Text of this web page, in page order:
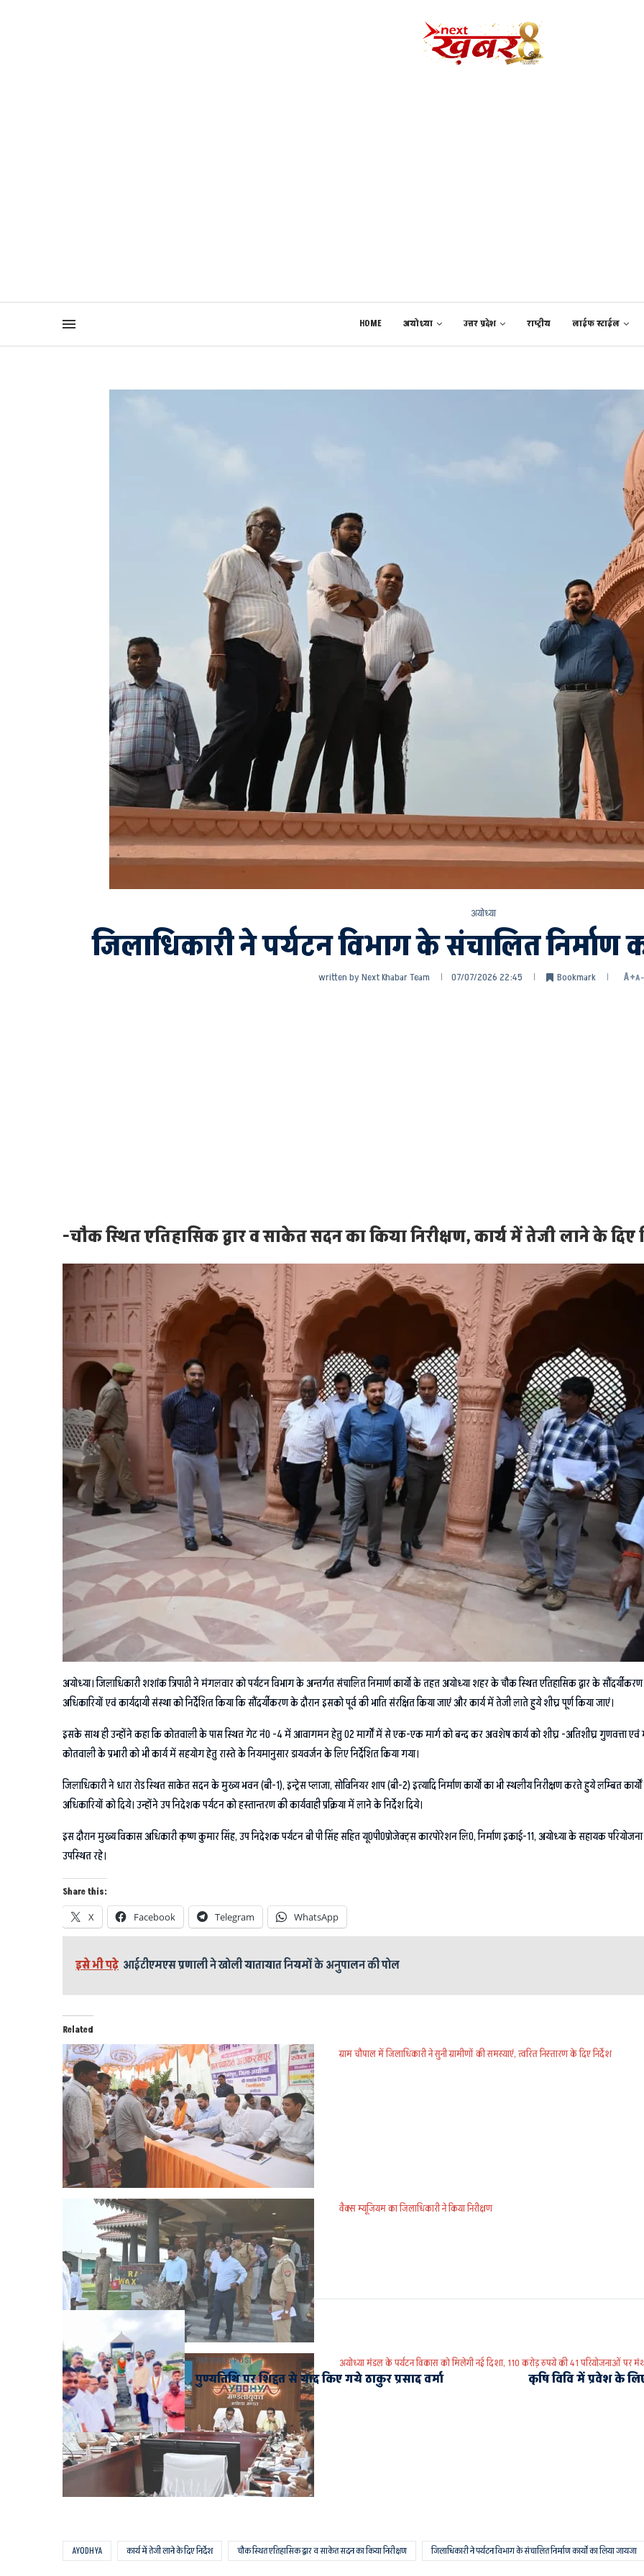
HOME अयोध्या उत्तर प्रदेश राष्ट्रीय लाईफ स्टाईल
अयोध्या
जिलाधिकारी ने पर्यटन विभाग के संचालित निर्माण
written byNext Khabar Team 07/07/2026 22:45 Bookmark A+A-
-चौक स्थित एतिहासिक द्वार व साकेत सदन का किया निरीक्षण, कार्य में तेजी लाने के दिए
अयोध्या। जिलाधिकारी शशांक त्रिपाठी ने मंगलवार को पर्यटन विभाग के अन्तर्गत संचालित निमार्ण कार्याे के तहत अयोध्या शहर के चौक स्थित एतिहासिक द्वार के
अधिकारियों एवं कार्यदायी संस्था को निर्देशित किया कि सौंदर्यीकरण के दौरान इसको पूर्व की भाति संरक्षित किया जाएं और कार्य में तेजी लाते हुये शीघ्र पूर्ण किया जाएं।
इसके साथ ही उन्होंने कहा कि कोतवाली के पास स्थित गेट नं0 -4 में आवागमन हेतु 02 मार्गों में से एक-एक मार्ग को बन्द कर अवशेष कार्य को शीघ्र -अतिशीघ्र गुणवत्ता
कोतवाली के प्रभारी को भी कार्य में सहयोग हेतु रास्ते के नियमानुसार डायवर्जन के लिए निर्देशित किया गया।
जिलाधिकारी ने धारा रोड स्थित साकेत सदन के मुख्य भवन (बी-1), इन्ट्रेस प्लाजा, सोविनियर शाप (बी-2) इत्यादि निर्माण कार्याे का भी स्थलीय निरीक्षण करते हुये लम्बित
अधिकारियों को दिये। उन्होंने उप निदेशक पर्यटन को हस्तान्तरण की कार्यवाही प्रक्रिया में लाने के निर्देश दिये।
इस दौरान मुख्य विकास अधिकारी कृष्ण कुमार सिंह, उप निदेशक पर्यटन बी पी सिंह सहित यू0पी0प्रोजेक्ट्स कारपोरेशन लि0, निर्माण इकाई-11, अयोध्या के सहायक
उपस्थित रहे।
Share this:
X Facebook Telegram WhatsApp
इसे भी पढ़े आईटीएमएस प्रणाली ने खोली यातायात नियमों के अनुपालन की पोल
Related
ग्राम चौपाल में जिलाधिकारी ने सुनी ग्रामीणों की समस्याएं, त्वरित निस्तारण के दिए निर्देश
वैक्स म्यूजियम का जिलाधिकारी ने किया निरीक्षण
अयोध्या मंडल के पर्यटन विकास को मिलेगी नई दिशा, 110 करोड़ रुपये की 41 परियोजनाओं पर
AYODHYA कार्य में तेजी लाने के दिए निर्देश चौक स्थित एतिहासिक द्वार व साकेत सदन का किया निरीक्षण जिलाधिकारी ने पर्यटन विभाग के संचालित निर्माण कार्याे का लिया जायजा
PREVIOUS POST
पुण्यतिथि पर शिद्दत से याद किए गये ठाकुर प्रसाद वर्मा कृषि विवि में प्रवेश के